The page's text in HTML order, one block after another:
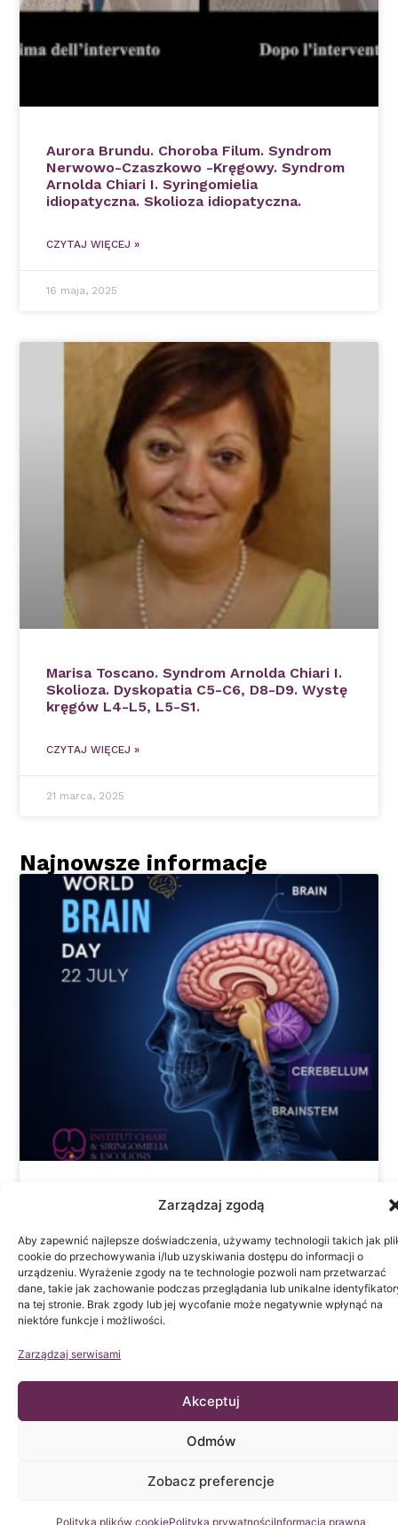
Zarządzaj zgodą
Aby zapewnić najlepsze doświadczenia, używamy technologii takich jak
cookie do przechowywania i/lub uzyskiwania dostępu do informacji o
urządzeniu. Wyrażenie zgody na te technologie pozwoli nam przetwarzać
dane, takie jak zachowanie podczas przeglądania lub unikalne
na tej stronie. Brak zgody lub jej wycofanie może negatywnie wpłynąć na
niektóre funkcje i możliwości.
Zarządzaj serwisami
Akceptuj
Odmów
Zobacz preferencje
Polityka plików cookiePolityka prywatnościInformacja prawna
Aurora Brundu. Choroba Filum. Syndrom
Nerwowo-Czaszkowo -Kręgowy. Syndrom
Arnolda Chiari I. Syringomielia
idiopatyczna. Skolioza idiopatyczna.
CZYTAJ WIĘCEJ »
16 maja, 2025
Marisa Toscano. Syndrom Arnolda Chiari I.
Skolioza. Dyskopatia C5-C6, D8-D9. Wystę
kręgów L4-L5, L5-S1.
CZYTAJ WIĘCEJ »
21 marca, 2025
Najnowsze informacje
Światowy Dzień Mózgu 2026: Wpływ
CZYTAJ WIĘCEJ »
22 lipca, 2026
Skontaktuj się z nami